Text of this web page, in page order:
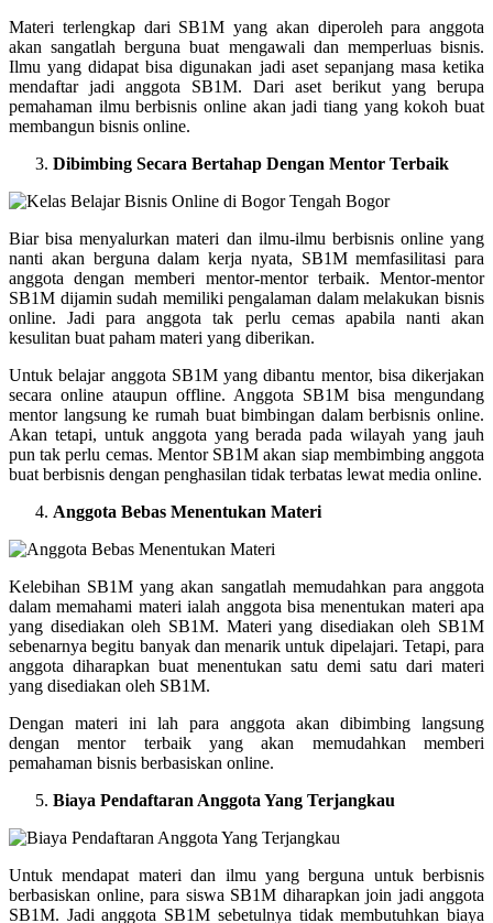
Materi terlengkap dari SB1M yang akan diperoleh para anggota
akan sangatlah berguna buat mengawali dan memperluas bisnis.
Ilmu yang didapat bisa digunakan jadi aset sepanjang masa ketika
mendaftar jadi anggota SB1M. Dari aset berikut yang berupa
pemahaman ilmu berbisnis online akan jadi tiang yang kokoh buat
membangun bisnis online.
Dibimbing Secara Bertahap Dengan Mentor Terbaik
Biar bisa menyalurkan materi dan ilmu-ilmu berbisnis online yang
nanti akan berguna dalam kerja nyata, SB1M memfasilitasi para
anggota dengan memberi mentor-mentor terbaik. Mentor-mentor
SB1M dijamin sudah memiliki pengalaman dalam melakukan bisnis
online. Jadi para anggota tak perlu cemas apabila nanti akan
kesulitan buat paham materi yang diberikan.
Untuk belajar anggota SB1M yang dibantu mentor, bisa dikerjakan
secara online ataupun offline. Anggota SB1M bisa mengundang
mentor langsung ke rumah buat bimbingan dalam berbisnis online.
Akan tetapi, untuk anggota yang berada pada wilayah yang jauh
pun tak perlu cemas. Mentor SB1M akan siap membimbing anggota
buat berbisnis dengan penghasilan tidak terbatas lewat media online.
Anggota Bebas Menentukan Materi
Kelebihan SB1M yang akan sangatlah memudahkan para anggota
dalam memahami materi ialah anggota bisa menentukan materi apa
yang disediakan oleh SB1M. Materi yang disediakan oleh SB1M
sebenarnya begitu banyak dan menarik untuk dipelajari. Tetapi, para
anggota diharapkan buat menentukan satu demi satu dari materi
yang disediakan oleh SB1M.
Dengan materi ini lah para anggota akan dibimbing langsung
dengan mentor terbaik yang akan memudahkan memberi
pemahaman bisnis berbasiskan online.
Biaya Pendaftaran Anggota Yang Terjangkau
Untuk mendapat materi dan ilmu yang berguna untuk berbisnis
berbasiskan online, para siswa SB1M diharapkan join jadi anggota
SB1M. Jadi anggota SB1M sebetulnya tidak membutuhkan biaya